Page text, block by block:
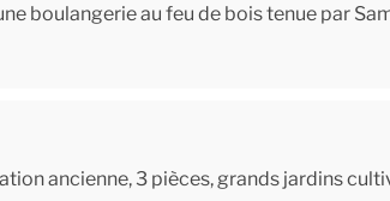
boulangerie au feu de bois tenue par
ancienne, 3 pièces, grands jardins